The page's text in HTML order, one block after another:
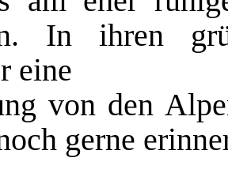
In ihren
eine
von den
gerne